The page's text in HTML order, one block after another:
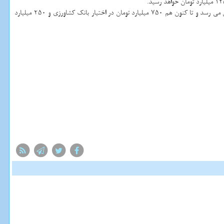
وی اظهار نمود: 45 درصد از وام 1. 5 میلیارد دلاری اشتغالزایی برای بخش روستایی و عشایری كه از محل صندوق توسعه ملی اختصاص یافته كه به حدود 2300 میلیارد تومان می رسد و تا كنون هم 750 میلیارد تومان در اختیار بانك كشاورزی و 250 میلیارد